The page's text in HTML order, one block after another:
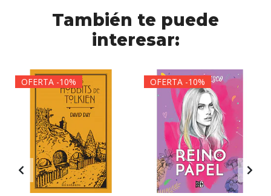
También te puede
interesar:
OFERTA -10% OFERTA -10%